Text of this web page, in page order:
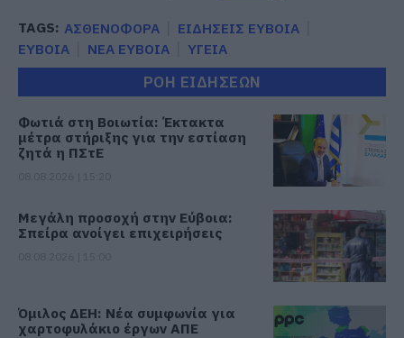
TAGS: ΑΣΘΕΝΟΦΟΡΑ
ΕΙΔΗΣΕΙΣ ΕΥΒΟΙΑ
ΕΥΒΟΙΑ
ΝΕΑ ΕΥΒΟΙΑ ΥΓΕΙΑ
ΡΟΗ ΕΙΔΗΣΕΩΝ
Φωτιά στη Βοιωτία: Έκτακτα
μέτρα στήριξης για την εστίαση
ζητά η ΠΣτΕ
Μεγάλη προσοχή στην Εύβοια:
Σπείρα ανοίγει επιχειρήσεις
Όμιλος ΔΕΗ: Νέα συμφωνία για
χαρτοφυλάκιο έργων ΑΠΕ